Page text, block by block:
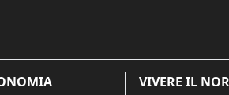
VIVERE IL